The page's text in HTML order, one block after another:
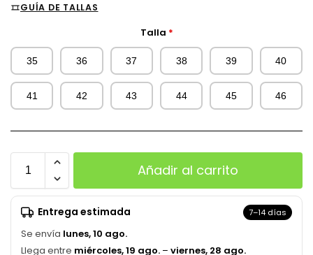
GUÍA DE TALLAS
Talla *
35 36 37 38 39 40
41 42 43 44 45 46
Añadir al carrito
Entrega estimada 7–14 días
Se envía lunes, 10 ago.
Llega entre miércoles, 19 ago. – viernes, 28 ago.